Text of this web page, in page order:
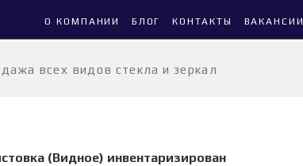
О КОМПАНИИ БЛОГ КОНТАКТЫ ВАКАНСИИ
всех видов стекла и зеркал
(Видное) инвентаризирован